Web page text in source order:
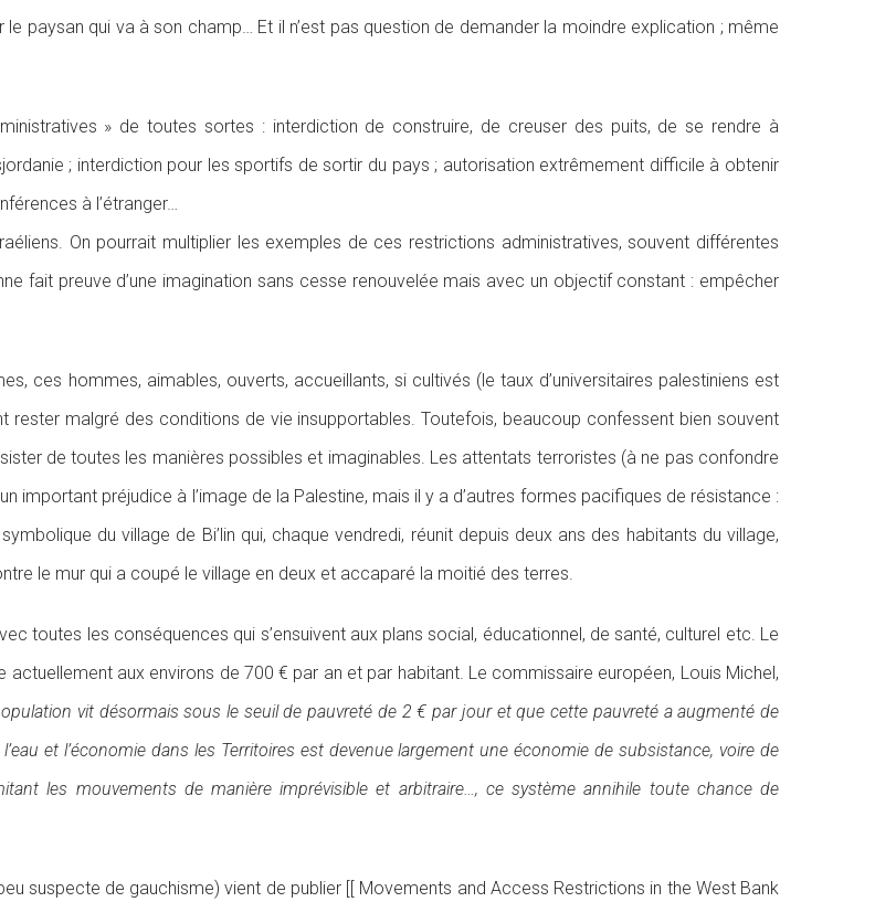
paysan qui va à son champ… Et il n’est pas question de demander la moindre explication ; même
» de toutes sortes : interdiction de construire, de creuser des puits, de se rendre à
; interdiction pour les sportifs de sortir du pays ; autorisation extrêmement difficile à obtenir
à l’étranger…
On pourrait multiplier les exemples de ces restrictions administratives, souvent différentes
fait preuve d’une imagination sans cesse renouvelée mais avec un objectif constant : empêcher
ces hommes, aimables, ouverts, accueillants, si cultivés (le taux d’universitaires palestiniens est
rester malgré des conditions de vie insupportables. Toutefois, beaucoup confessent bien souvent
de toutes les manières possibles et imaginables. Les attentats terroristes (à ne pas confondre
préjudice à l’image de la Palestine, mais il y a d’autres formes pacifiques de résistance :
du village de Bi’lin qui, chaque vendredi, réunit depuis deux ans des habitants du village,
le mur qui a coupé le village en deux et accaparé la moitié des terres.
toutes les conséquences qui s’ensuivent aux plans social, éducationnel, de santé, culturel etc. Le
aux environs de 700 € par an et par habitant. Le commissaire européen, Louis Michel,
vit désormais sous le seuil de pauvreté de 2 € par jour et que cette pauvreté a augmenté de
et l’économie dans les Territoires est devenue largement une économie de subsistance, voire de
les mouvements de manière imprévisible et arbitraire…, ce système annihile toute chance de
suspecte de gauchisme) vient de publier [[ Movements and Access Restrictions in the West Bank